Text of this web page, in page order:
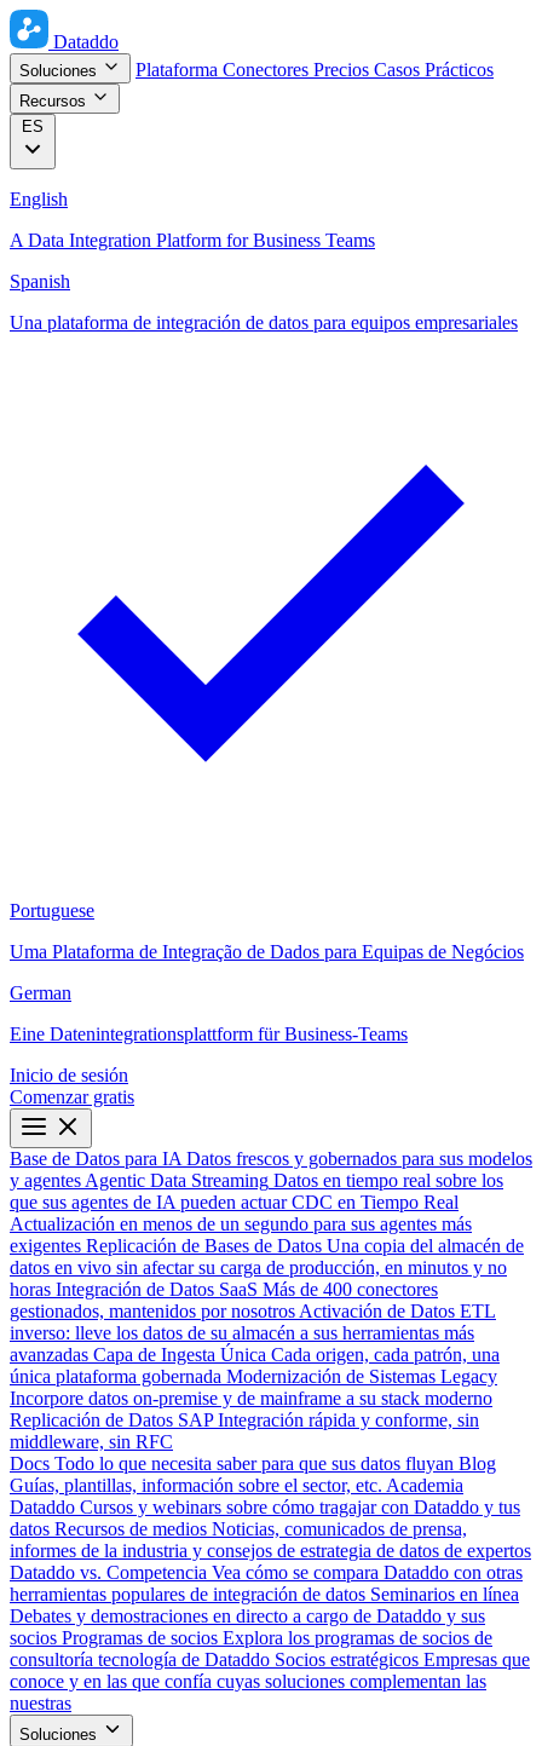
Dataddo
Soluciones Plataforma Conectores Precios Casos Prácticos
Recursos
ES
English
A Data Integration Platform for Business Teams
Spanish
Una plataforma de integración de datos para equipos empresariales
Portuguese
Uma Plataforma de Integração de Dados para Equipas de Negócios
German
Eine Datenintegrationsplattform für Business-Teams
Inicio de sesión
Comenzar gratis
Base de Datos para IA Datos frescos y gobernados para sus modelos
y agentes Agentic Data Streaming Datos en tiempo real sobre los
que sus agentes de IA pueden actuar CDC en Tiempo Real
Actualización en menos de un segundo para sus agentes más
exigentes Replicación de Bases de Datos Una copia del almacén de
datos en vivo sin afectar su carga de producción, en minutos y no
horas Integración de Datos SaaS Más de 400 conectores
gestionados, mantenidos por nosotros Activación de Datos ETL
inverso: lleve los datos de su almacén a sus herramientas más
avanzadas Capa de Ingesta Única Cada origen, cada patrón, una
única plataforma gobernada Modernización de Sistemas Legacy
Incorpore datos on-premise y de mainframe a su stack moderno
Replicación de Datos SAP Integración rápida y conforme, sin
middleware, sin RFC
Docs Todo lo que necesita saber para que sus datos fluyan Blog
Guías, plantillas, información sobre el sector, etc. Academia
Dataddo Cursos y webinars sobre cómo tragajar con Dataddo y tus
datos Recursos de medios Noticias, comunicados de prensa,
informes de la industria y consejos de estrategia de datos de expertos
Dataddo vs. Competencia Vea cómo se compara Dataddo con otras
herramientas populares de integración de datos Seminarios en línea
Debates y demostraciones en directo a cargo de Dataddo y sus
socios Programas de socios Explora los programas de socios de
consultoría tecnología de Dataddo Socios estratégicos Empresas que
conoce y en las que confía cuyas soluciones complementan las
nuestras
Soluciones